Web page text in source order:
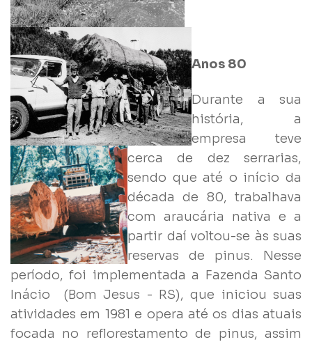
Anos 80
Durante a sua
história, a
empresa teve
cerca de dez serrarias,
sendo que até o início da
década de 80, trabalhava
com araucária nativa e a
partir daí voltou-se às suas
reservas de pinus. Nesse
período, foi implementada a Fazenda Santo
Inácio (Bom Jesus - RS), que iniciou suas
atividades em 1981 e opera até os dias atuais
focada no reflorestamento de pinus, assim